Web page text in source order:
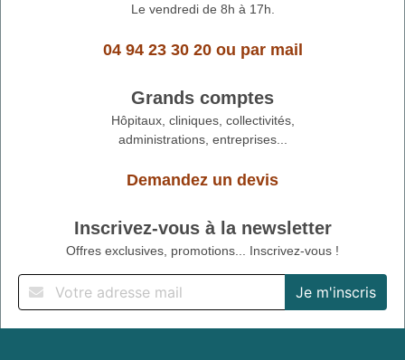
Le vendredi de 8h à 17h.
04 94 23 30 20ou par mail
Grands comptes
Hôpitaux, cliniques, collectivités,
administrations, entreprises...
Demandez un devis
Inscrivez-vous à la newsletter
Offres exclusives, promotions... Inscrivez-vous !